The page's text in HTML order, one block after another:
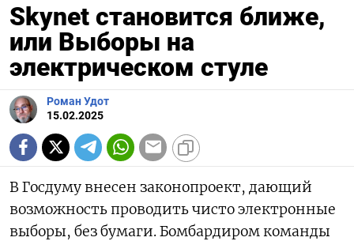
Skynet становится ближе,
или Выборы на
электрическом стуле
Роман Удот
15.02.2025
В Госдуму внесен законопроект, дающий
возможность проводить чисто электронные
выборы, без бумаги. Бомбардиром команды